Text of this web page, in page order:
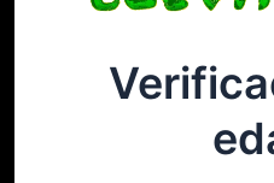
¡Disculpa este